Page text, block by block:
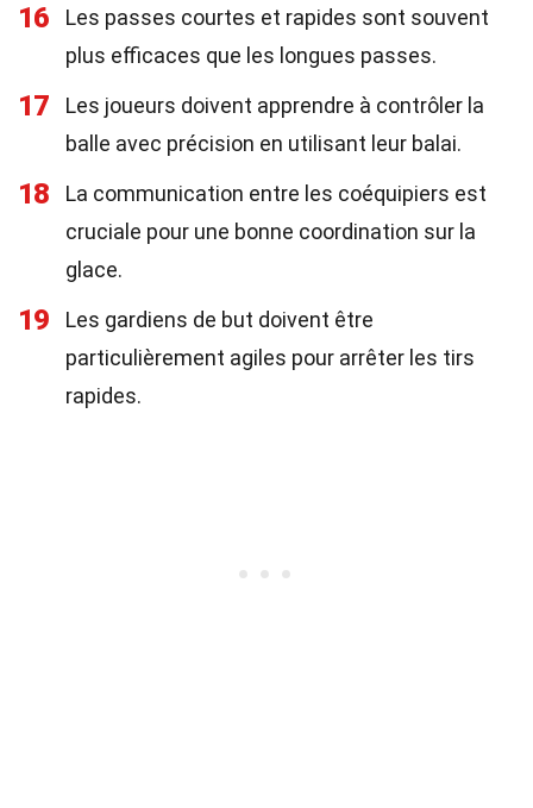
16
Les passes courtes et rapides sont souvent
plus efficaces que les longues passes.
17
Les joueurs doivent apprendre à contrôler la
balle avec précision en utilisant leur balai.
18
La communication entre les coéquipiers est
cruciale pour une bonne coordination sur la
glace.
19
Les gardiens de but doivent être
particulièrement agiles pour arrêter les tirs
rapides.